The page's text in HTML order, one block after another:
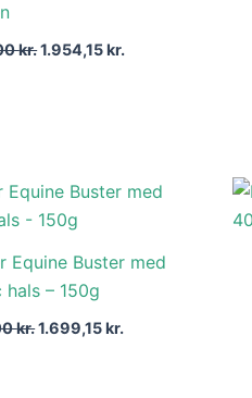
kr.1.954,15kr.
Equine Buster med
hals – 150g
kr.
Den
oprindelige
pris
1.999,00 kr..
1.699,15kr.
Den
aktuelle
1.699,15 kr..